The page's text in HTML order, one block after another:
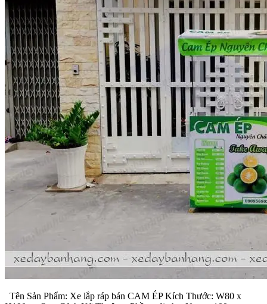
Tên Sản Phẩm: Xe lắp ráp bán CAM ÉP Kích Thước: W80 x